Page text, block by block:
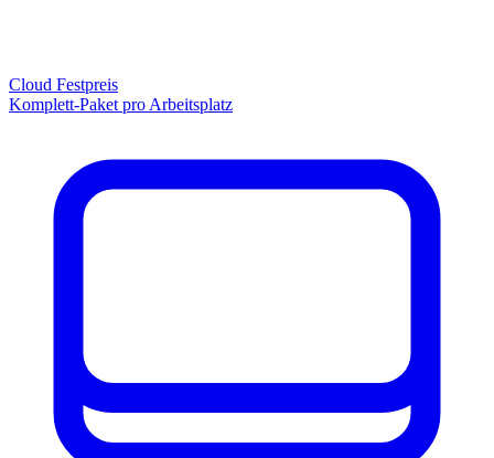
Cloud Festpreis
Komplett-Paket pro Arbeitsplatz